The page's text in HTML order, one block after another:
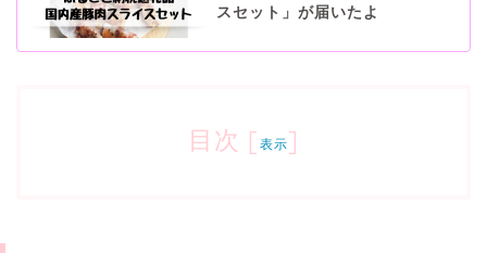
スセット」が届いたよ
目次 [ 表示]